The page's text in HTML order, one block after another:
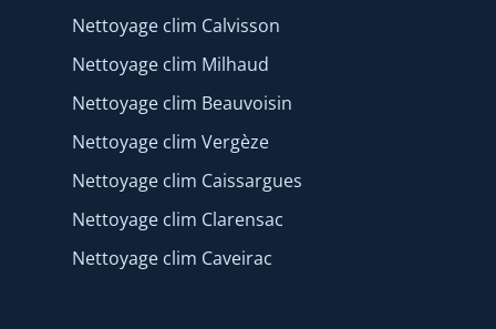
Nettoyage clim Calvisson
Nettoyage clim Milhaud
Nettoyage clim Beauvoisin
Nettoyage clim Vergèze
Nettoyage clim Caissargues
Nettoyage clim Clarensac
Nettoyage clim Caveirac